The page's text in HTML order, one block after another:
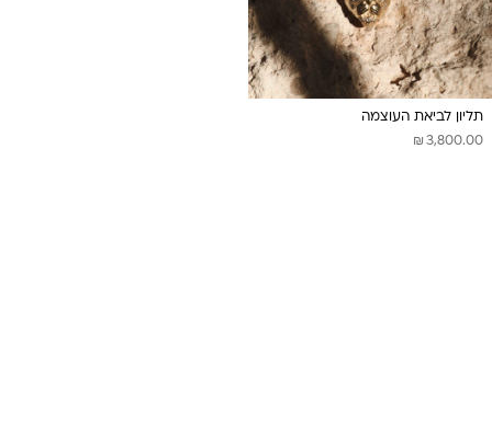
תליון לביאת העוצמה
₪ 3,800.00